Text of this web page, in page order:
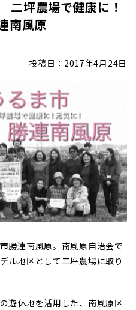
坪農場で健康に！
南風原
投稿日：2017年4月24日
勝連南風原。南風原自治会で
ル地区として二坪農場に取り
遊休地を活用した、南風原区